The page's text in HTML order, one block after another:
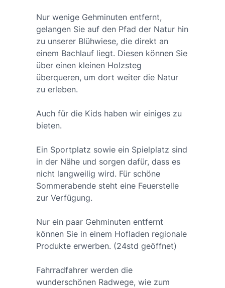
Nur wenige Gehminuten entfernt,
gelangen Sie auf den Pfad der Natur hin
zu unserer Blühwiese, die direkt an
einem Bachlauf liegt. Diesen können Sie
über einen kleinen Holzsteg
überqueren, um dort weiter die Natur
zu erleben.
Auch für die Kids haben wir einiges zu
bieten.
Ein Sportplatz sowie ein Spielplatz sind
in der Nähe und sorgen dafür, dass es
nicht langweilig wird. Für schöne
Sommerabende steht eine Feuerstelle
zur Verfügung.
Nur ein paar Gehminuten entfernt
können Sie in einem Hofladen regionale
Produkte erwerben. (24std geöffnet)
Fahrradfahrer werden die
wunderschönen Radwege, wie zum